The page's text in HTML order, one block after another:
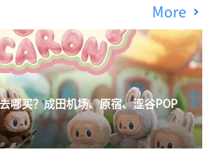
More
哪买？成田机场、原宿、涩谷POP